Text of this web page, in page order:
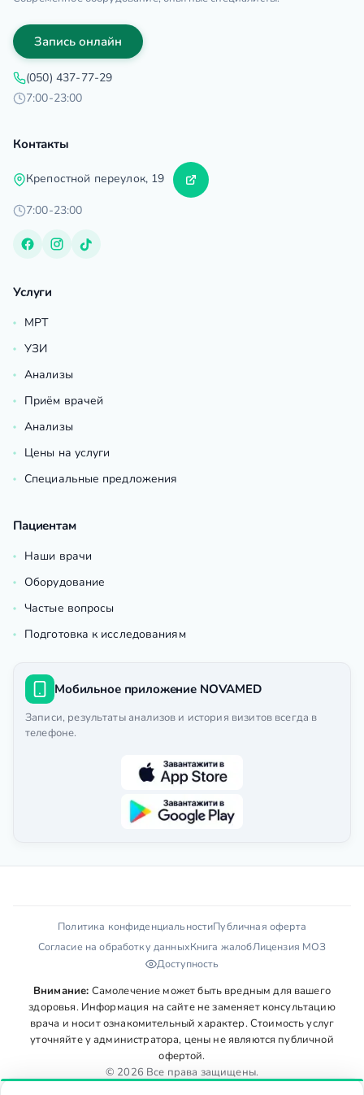
Запись онлайн
(050) 437-77-29
7:00-23:00
Контакты
Крепостной переулок, 19
7:00-23:00
Услуги
МРТ
УЗИ
Анализы
Приём врачей
Анализы
Цены на услуги
Специальные предложения
Пациентам
Наши врачи
Оборудование
Частые вопросы
Подготовка к исследованиям
Мобильное приложение NOVAMED
Записи, результаты анализов и история визитов всегда в
телефоне.
Политика конфиденциальностиПубличная оферта
Согласие на обработку данныхКнига жалобЛицензия МОЗ
Доступность
Внимание: Самолечение может быть вредным для вашего
здоровья. Информация на сайте не заменяет консультацию
врача и носит ознакомительный характер. Стоимость услуг
уточняйте у администратора, цены не являются публичной
офертой.
© 2026 Все права защищены.